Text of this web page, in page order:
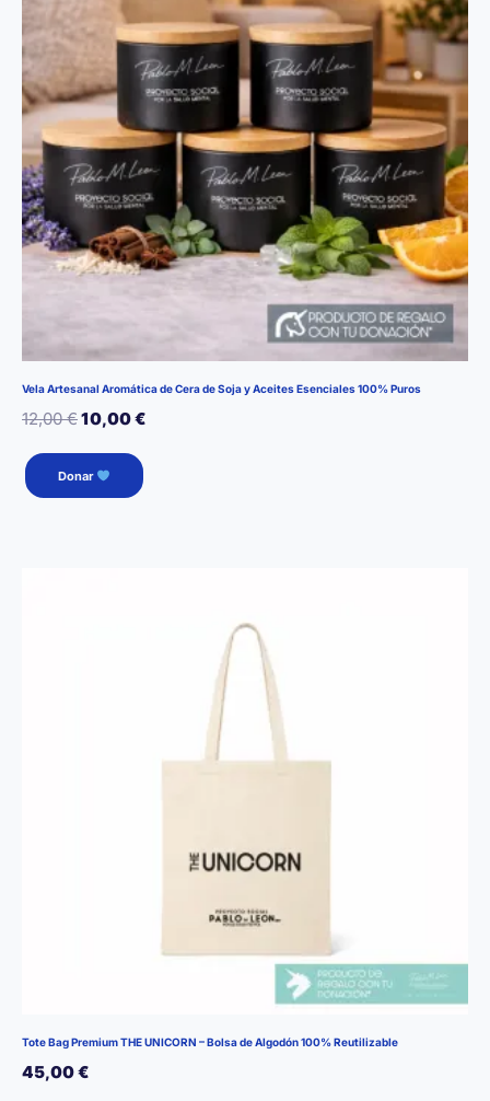
Vela Artesanal Aromática de Cera de Soja y Aceites Esenciales 100% Puros
12,00€El
precio
original
10,00€
Donar
Tote Bag Premium THE UNICORN – Bolsa de Algodón 100% Reutilizable
45,00€